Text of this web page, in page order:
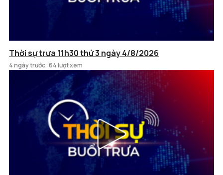
Thời sự trưa 11h30 thứ 3 ngày 4/8/2026
4 ngày trước 64 lượt xem